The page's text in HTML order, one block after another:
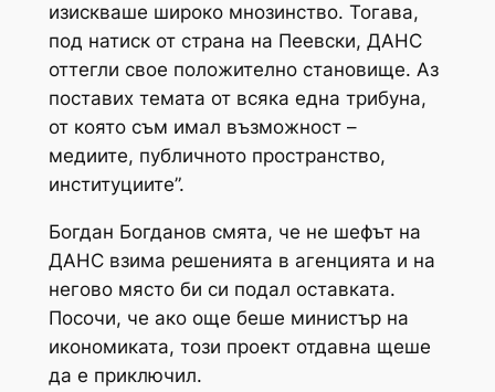
изискваше широко мнозинство. Тогава,
под натиск от страна на Пеевски, ДАНС
оттегли свое положително становище. Аз
поставих темата от всяка една трибуна,
от която съм имал възможност –
медиите, публичното пространство,
институциите”.
Богдан Богданов смята, че не шефът на
ДАНС взима решенията в агенцията и на
негово място би си подал оставката.
Посочи, че ако още беше министър на
икономиката, този проект отдавна щеше
да е приключил.